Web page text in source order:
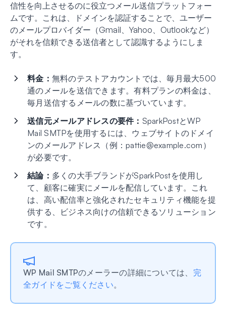
信性を向上させるのに役立つメール送信プラットフォー
ムです。これは、ドメインを認証することで、ユーザー
のメールプロバイダー（Gmail、Yahoo、Outlookなど）
がそれを信頼できる送信者として認識するようにしま
す。
料金： 無料のテストアカウントでは、毎月最大500
通のメールを送信できます。有料プランの料金は、
毎月送信するメールの数に基づいています。
送信元メールアドレスの要件： SparkPostとWP
Mail SMTPを使用するには、ウェブサイトのドメイ
ンのメールアドレス（例： pattie@example.com ）
が必要です。
結論： 多くの大手ブランドがSparkPostを使用し
て、顧客に確実にメールを配信しています。これ
は、高い配信率と強化されたセキュリティ機能を提
供する、ビジネス向けの信頼できるソリューション
です。
WP Mail SMTPのメーラーの詳細については、 完
全ガイドをご覧ください。